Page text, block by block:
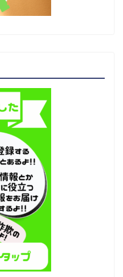
FX実績
FX専門知識
悪質案件検証
マニュアル